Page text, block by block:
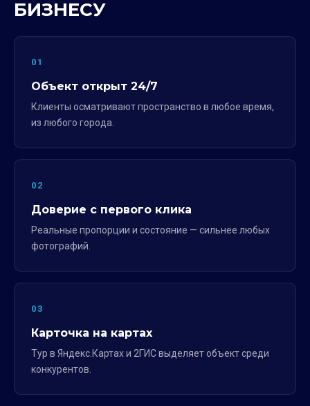
БИЗНЕСУ
01
Объект открыт 24/7
Клиенты осматривают пространство в любое время,
из любого города.
02
Доверие с первого клика
Реальные пропорции и состояние — сильнее любых
фотографий.
03
Карточка на картах
Тур в Яндекс.Картах и 2ГИС выделяет объект среди
конкурентов.